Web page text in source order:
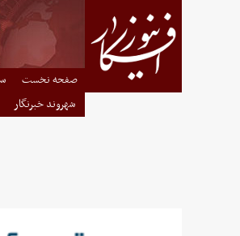
صفحه نخست
شهروند خبرنگار